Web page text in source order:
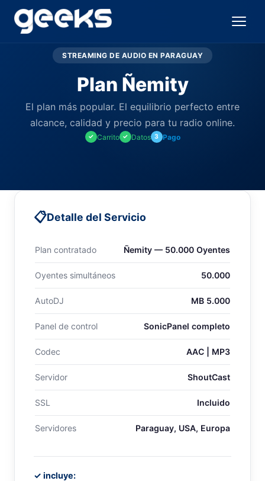
STREAMING DE AUDIO EN PARAGUAY
Plan Ñemity
El plan más popular. El equilibrio perfecto entre
alcance, calidad y precio para tu radio online.
✓ Carrito ✓ Datos 3 Pago
📋Detalle del Servicio
Plan contratado Ñemity — 50.000 Oyentes
Oyentes simultáneos 50.000
AutoDJ MB 5.000
Panel de control SonicPanel completo
Codec AAC | MP3
Servidor ShoutCast
SSL Incluido
Servidores Paraguay, USA, Europa
✓ incluye: